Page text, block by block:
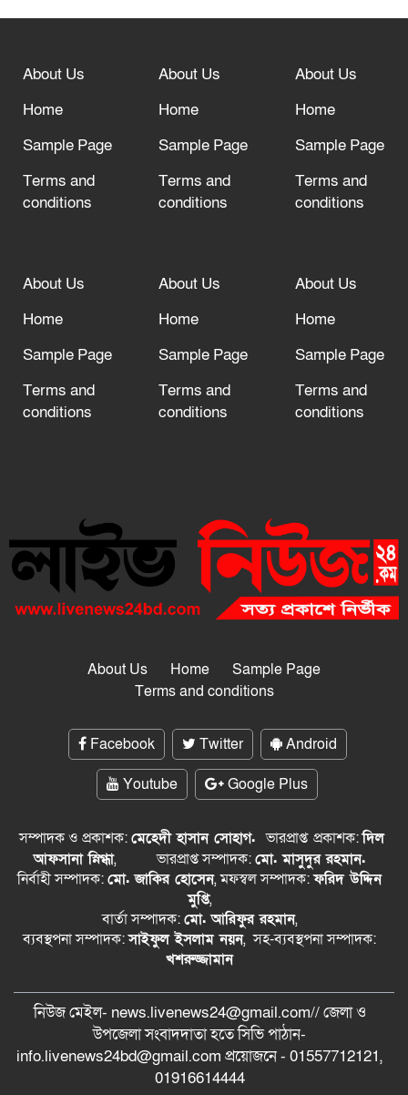
“অসহযোগ” আন্দোলনের হুমকি
দরজা খোলা রেখেছেন
About Us
Home
Sample Page
Terms and
conditions
About Us
Home
Sample Page
Terms and
conditions
About Us
Home
Sample Page
Terms and
conditions
About Us
Home
Sample Page
Terms and
conditions
About Us
Home
Sample Page
Terms and
conditions
About Us
Home
Sample Page
Terms and
conditions
About Us Home
Sample Page
Terms and conditions
Facebook Twitter
Android
Youtube
Google Plus
সম্পাদক ও প্রকাশক:মেহেদী হাসান সোহাগ.ভারপ্রাপ্ত প্রকাশক:দিল
আফসানা স্নিগ্ধা, ভারপ্রাপ্ত সম্পাদক:মো. মাসুদুর রহমান.
নির্বাহী সম্পাদক:মো. জাকির হোসেন, মফস্বল সম্পাদক:ফরিদ উদ্দিন
মুপ্তি,
বার্তা সম্পাদক:মো. আরিফুর রহমান,
ব্যবস্থপনা সম্পাদক:সাইফুল ইসলাম নয়ন, সহ-ব্যবস্থপনা সম্পাদক:
খশরুজ্জামান
নিউজ মেইল- news.livenews24@gmail.com// জেলা ও
‍উপজেলা সংবাদদাতা হতে সিভি পাঠান-
info.livenews24bd@gmail.com প্রয়োজনে - 01557712121,
01916614444